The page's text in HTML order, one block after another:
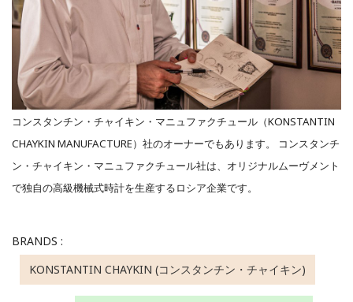
コンスタンチン・チャイキン・マニュファクチュール（KONSTANTIN
CHAYKIN MANUFACTURE）社のオーナーでもあります。 コンスタンチ
ン・チャイキン・マニュファクチュール社は、オリジナルムーヴメント
で独自の高級機械式時計を生産するロシア企業です。
BRANDS :
KONSTANTIN CHAYKIN (コンスタンチン・チャイキン)